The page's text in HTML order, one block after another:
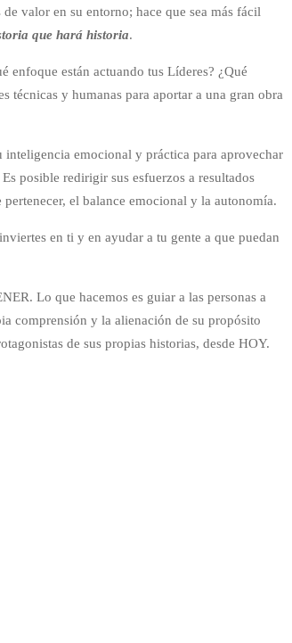
valor en su entorno; hace que sea más fácil
que hará historia.
enfoque están actuando tus Líderes? ¿Qué
técnicas y humanas para aportar a una gran obra
inteligencia emocional y práctica para aprovechar
posible redirigir sus esfuerzos a resultados
el balance emocional y la autonomía.
en ti y en ayudar a tu gente a que puedan
Lo que hacemos es guiar a las personas a
comprensión y la alienación de su propósito
de sus propias historias, desde HOY.